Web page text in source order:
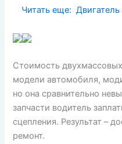
Читать еще:
Стоимость
модели автомобиля,
но она сравнительно
запчасти водитель
сцепления. Результат –
ремонт.